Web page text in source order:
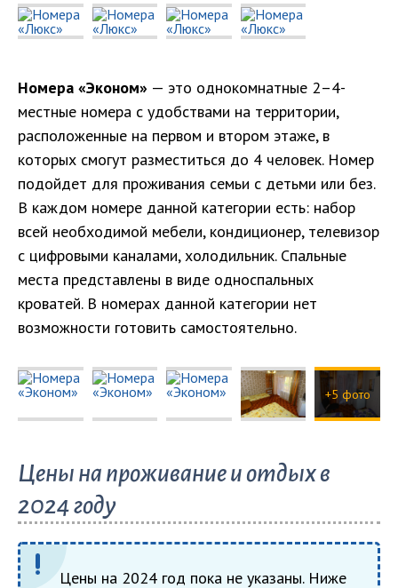
Номера «Эконом» — это однокомнатные 2–4-
местные номера с удобствами на территории,
расположенные на первом и втором этаже, в
которых смогут разместиться до 4 человек. Номер
подойдет для проживания семьи с детьми или без.
В каждом номере данной категории есть: набор
всей необходимой мебели, кондиционер, телевизор
с цифровыми каналами, холодильник. Спальные
места представлены в виде односпальных
кроватей. В номерах данной категории нет
возможности готовить самостоятельно.
+5 фото
Цены на проживание и отдых в
2024 году
Цены на 2024 год пока не указаны. Ниже